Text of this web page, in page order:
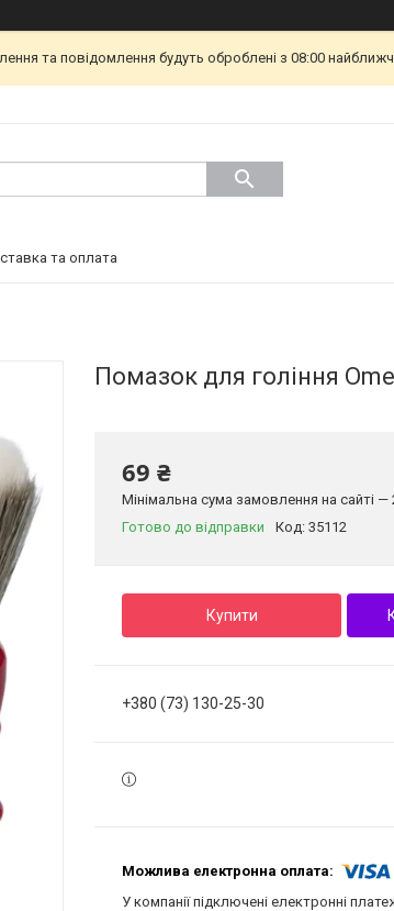
та повідомлення будуть оброблені з 08:00
та оплата
Помазок для гоління
69 ₴
Мінімальна сума замовлення на сайті —
Готово до відправки
Код: 35112
Купити
+380 (73) 130-25-30
У компанії підключені електронні